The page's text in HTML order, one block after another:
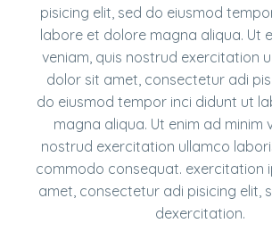
pisicing elit, sed do eiusmod
labore et dolore magna aliqua. Ut
veniam, quis nostrud exercitation
dolor sit amet, consectetur adi
do eiusmod tempor inci didunt ut
magna aliqua. Ut enim ad minim
nostrud exercitation ullamco
commodo consequat. exercitation
amet, consectetur adi pisicing elit,
dexercitation.